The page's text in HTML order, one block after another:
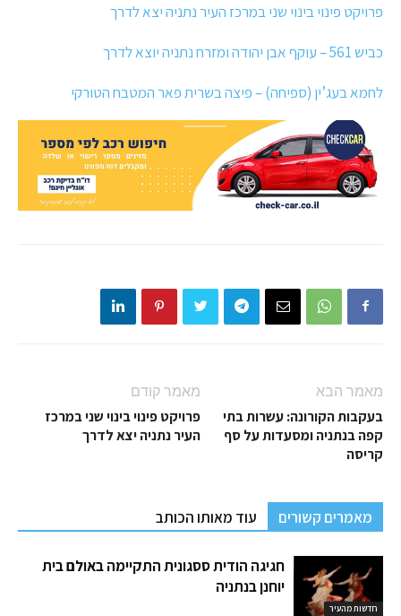
פרויקט פינוי בינוי שני במרכז העיר נתניה יצא לדרך
כביש 561 – עוקף אבן יהודה ומזרח נתניה יוצא לדרך
לחמא בעג’ין (ספיחה) – פיצה בשרית פאר המטבח הטורקי
מאמר קודם
פרויקט פינוי בינוי שני במרכז
העיר נתניה יצא לדרך
מאמר הבא
בעקבות הקורונה: עשרות בתי
קפה בנתניה ומסעדות על סף
קריסה
מאמרים קשורים עוד מאותו הכותב
חדשות מהעיר
חגיגה הודית ססגונית התקיימה באולם בית
יוחנן בנתניה